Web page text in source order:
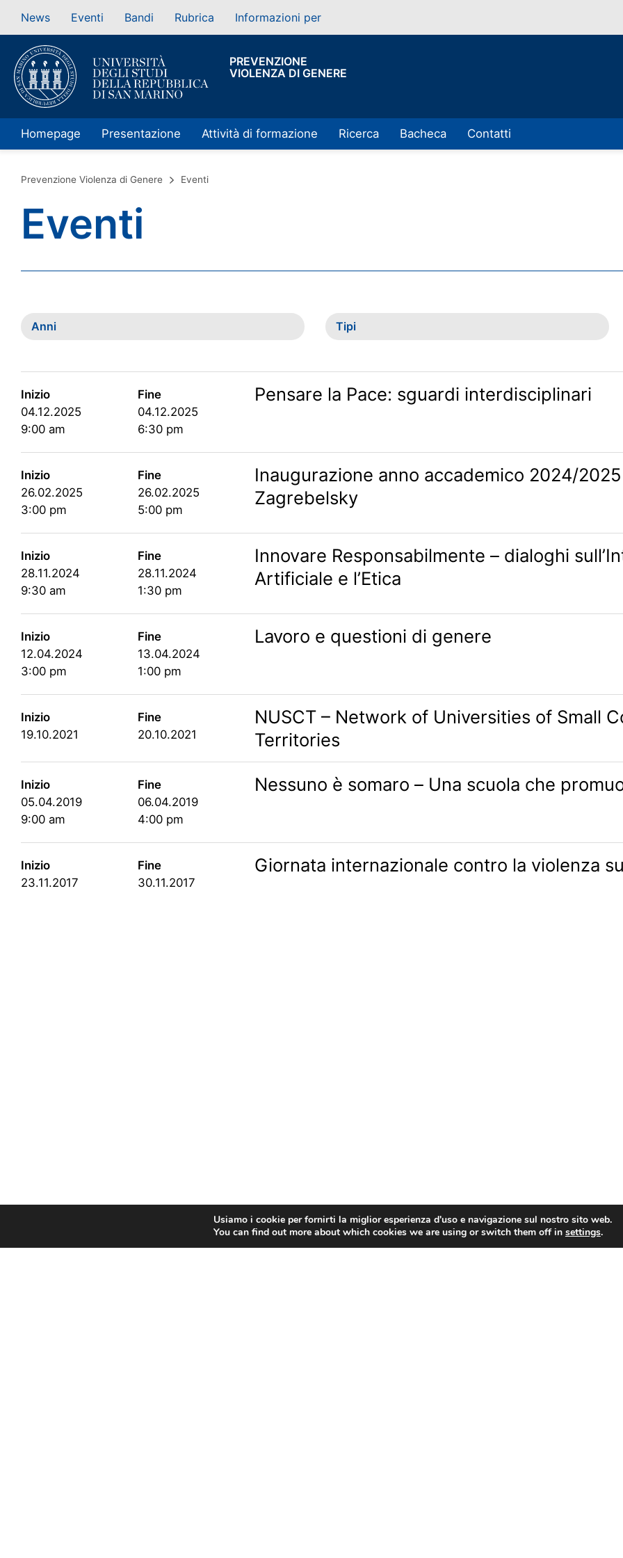
News Eventi Bandi Rubrica Informazioni per
PREVENZIONE
VIOLENZA DI GENERE
Homepage Presentazione Attività di formazione Ricerca Bacheca Contatti
Prevenzione Violenza di Genere Eventi
Eventi
Anni Tipi
Inizio
04.12.2025
9:00 am
Fine
04.12.2025
6:30 pm
Pensare la Pace: sguardi interdisciplinari
Inizio
26.02.2025
3:00 pm
Fine
26.02.2025
5:00 pm
Inaugurazione anno accademico 2024/
Zagrebelsky
Inizio
28.11.2024
9:30 am
Fine
28.11.2024
1:30 pm
Innovare Responsabilmente – dialoghi
Artificiale e l’Etica
Inizio
12.04.2024
3:00 pm
Fine
13.04.2024
1:00 pm
Lavoro e questioni di genere
Inizio
19.10.2021
Fine
20.10.2021
NUSCT – Network of Universities of Small
Territories
Inizio
05.04.2019
9:00 am
Fine
06.04.2019
4:00 pm
Nessuno è somaro – Una scuola che
Inizio
23.11.2017
Fine
30.11.2017
Giornata internazionale contro la violenza
Usiamo i cookie per fornirti la miglior esperienza d'uso e navigazione sul nostro sito web.
You can find out more about which cookies we are using or switch them off in settings.